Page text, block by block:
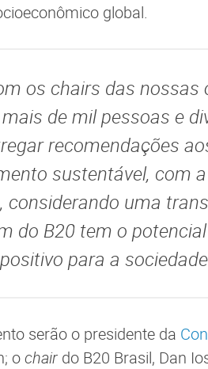
global.
os chairs das
de mil pessoas e
recomendações
sustentável, com
considerando uma
do B20 tem o
para a
serão o presidente da
ochair do B20 Brasil, Dan